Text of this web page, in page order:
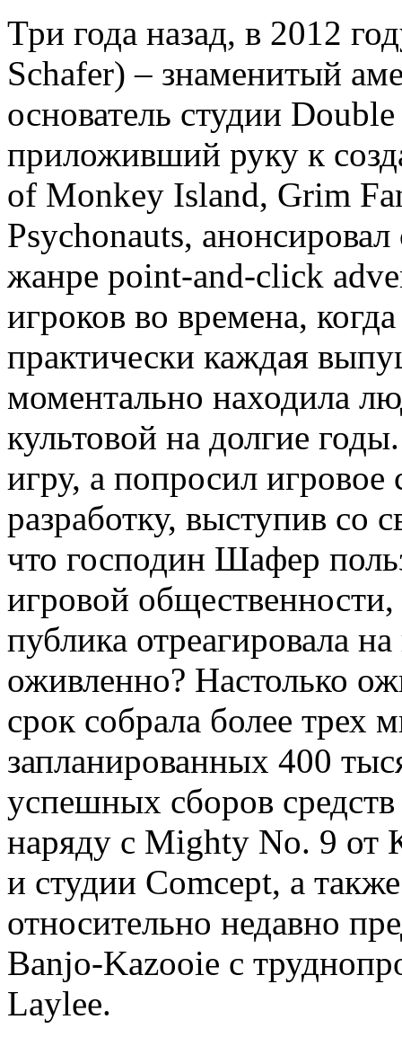
Три года назад, в 2012
Schafer) – знаменитый
основатель студии
приложивший руку к
of Monkey Island, Grim
Psychonauts,
жанре point-and-click
игроков во времена,
практически каждая
моментально находила
культовой на долгие
игру, а попросил
разработку, выступив со
что господин Шафер
игровой
публика отреагировала
оживленно? Настолько
срок собрала более трех
запланированных 400
успешных сборов
наряду с Mighty No. 9 от
и студии Comcept, а
относительно недавно
Banjo-Kazooie с
Laylee.